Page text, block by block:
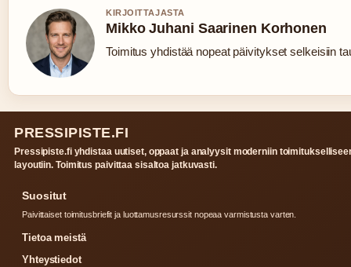
KIRJOITTAJASTA
Mikko Juhani Saarinen Korhonen
Toimitus yhdistää nopeat päivitykset selkeisiin
PRESSIPISTE.FI
Pressipiste.fi yhdistaa uutiset, oppaat ja analyysit moderniin
layoutiin. Toimitus paivittaa sisaltoa jatkuvasti.
Suositut
Paivittaiset toimitusbriefit ja luottamusresurssit nopeaa varmistusta varten.
Tietoa meistä
Yhteystiedot